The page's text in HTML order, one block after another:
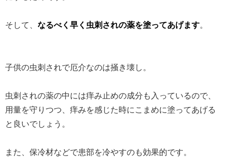
そして、 なるべく早く虫刺されの薬を塗ってあげます
子供の虫刺されで厄介なのは掻き壊し。
虫刺されの薬の中には痒み止めの成分も入っているので、
用量を守りつつ、痒みを感じた時にこまめに塗ってあげる
と良いでしょう。
また、保冷材などで患部を冷やすのも効果的です。